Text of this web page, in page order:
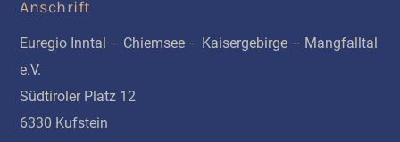
Anschrift
Euregio Inntal – Chiemsee – Kaisergebirge – Mangfalltal
e.V.
Südtiroler Platz 12
6330 Kufstein